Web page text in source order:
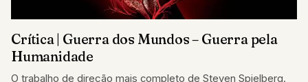
Crítica | Guerra dos Mundos – Guerra pela
Humanidade
O trabalho de direção mais completo de Steven Spielberg.